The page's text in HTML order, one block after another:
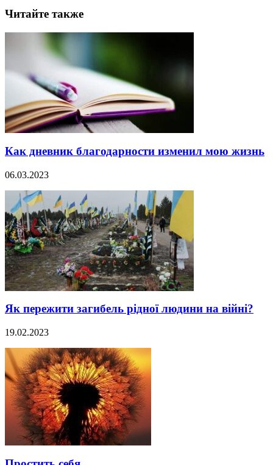
Читайте также
Как дневник благодарности изменил мою жизнь
06.03.2023
Як пережити загибель рідної людини на війні?
19.02.2023